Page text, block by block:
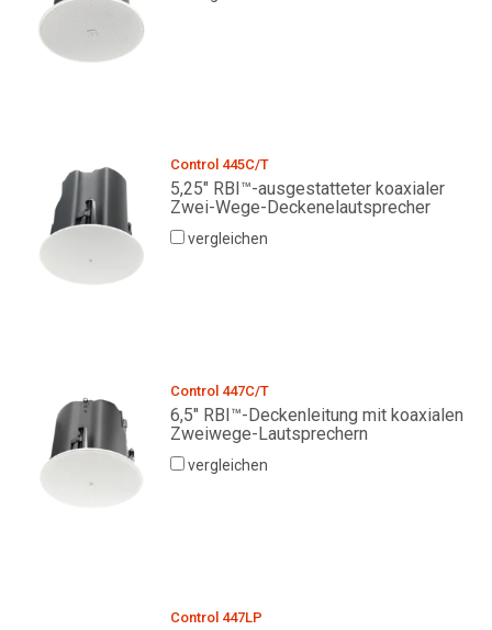
Control 445C/T
5,25" RBI™-ausgestatteter koaxialer
Zwei-Wege-Deckenelautsprecher
vergleichen
Control 447C/T
6,5" RBI™-Deckenleitung mit koaxialen
Zweiwege-Lautsprechern
vergleichen
Control 447LP